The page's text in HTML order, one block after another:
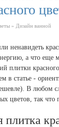
» Дизайн ванной
ненавидеть
а что
плитки
в статье -
В любом
цветов, так
плитка